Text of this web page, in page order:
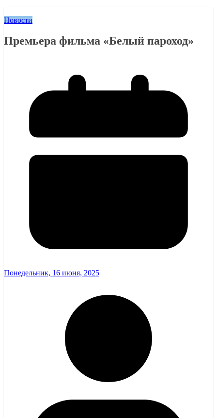
Новости
Премьера фильма «Белый пароход»
Понедельник, 16 июня, 2025